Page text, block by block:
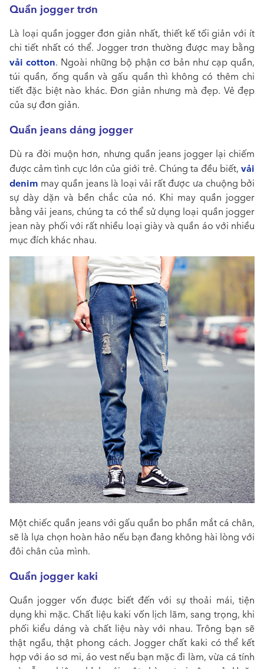
Quần jogger trơn
Là loại quần jogger đơn giản nhất, thiết kế tối giản với ít
chi tiết nhất có thể. Jogger trơn thường được may bằng
vải cotton. Ngoài những bộ phận cơ bản như cạp quần,
túi quần, ống quần và gấu quần thì không có thêm chi
tiết đặc biệt nào khác. Đơn giản nhưng mà đẹp. Vẻ đẹp
của sự đơn giản.
Quần jeans dáng jogger
Dù ra đời muộn hơn, nhưng quần jeans jogger lại chiếm
được cảm tình cực lớn của giới trẻ. Chúng ta đều biết, vải
denim may quần jeans là loại vải rất được ưa chuộng bởi
sự dày dặn và bền chắc của nó. Khi may quần jogger
bằng vải jeans, chúng ta có thể sử dụng loại quần jogger
jean này phối với rất nhiều loại giày và quần áo với nhiều
mục đích khác nhau.
Một chiếc quần jeans với gấu quần bo phần mắt cá chân,
sẽ là lựa chọn hoàn hảo nếu bạn đang không hài lòng với
đôi chân của mình.
Quần jogger kaki
Quần jogger vốn được biết đến với sự thoải mái, tiện
dụng khi mặc. Chất liệu kaki vốn lịch lãm, sang trọng, khi
phối kiểu dáng và chất liệu này với nhau. Trông bạn sẽ
thật ngầu, thật phong cách. Jogger chất kaki có thể kết
hợp với áo sơ mi, áo vest nếu bạn mặc đi làm, vừa cá tính